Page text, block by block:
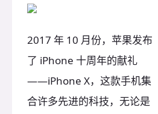
2017 年 10 月份，苹果发布
了 iPhone 十周年的献礼
——iPhone X，这款手机集
合许多先进的科技，无论是